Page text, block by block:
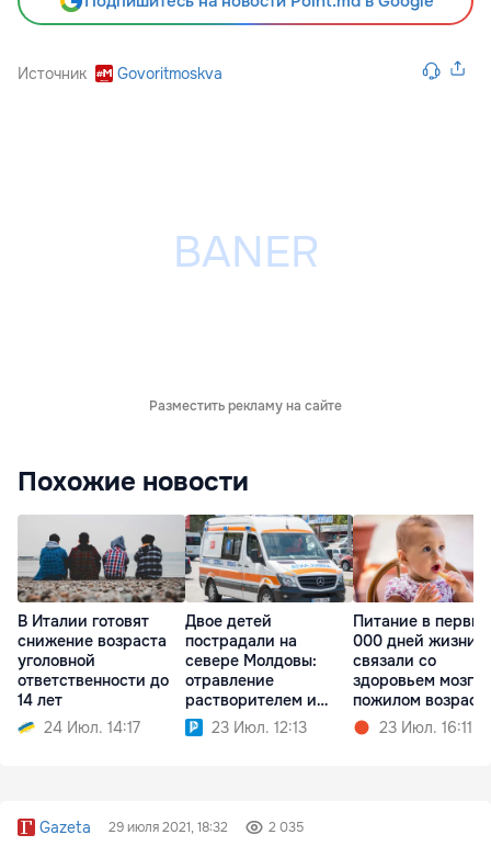
Источник Govoritmoskva
Разместить рекламу на сайте
Похожие новости
В Италии готовят
снижение возраста
уголовной
ответственности до
14 лет
24 Июл. 14:17
Двое детей
пострадали на
севере Молдовы:
отравление
растворителем и
травма бензопилой
23 Июл. 12:13
Питание в первые
000 дней жизни
связали со
здоровьем мозга
пожилом
23 Июл. 16:11
Gazeta 29 июля 2021, 18:32 2 035